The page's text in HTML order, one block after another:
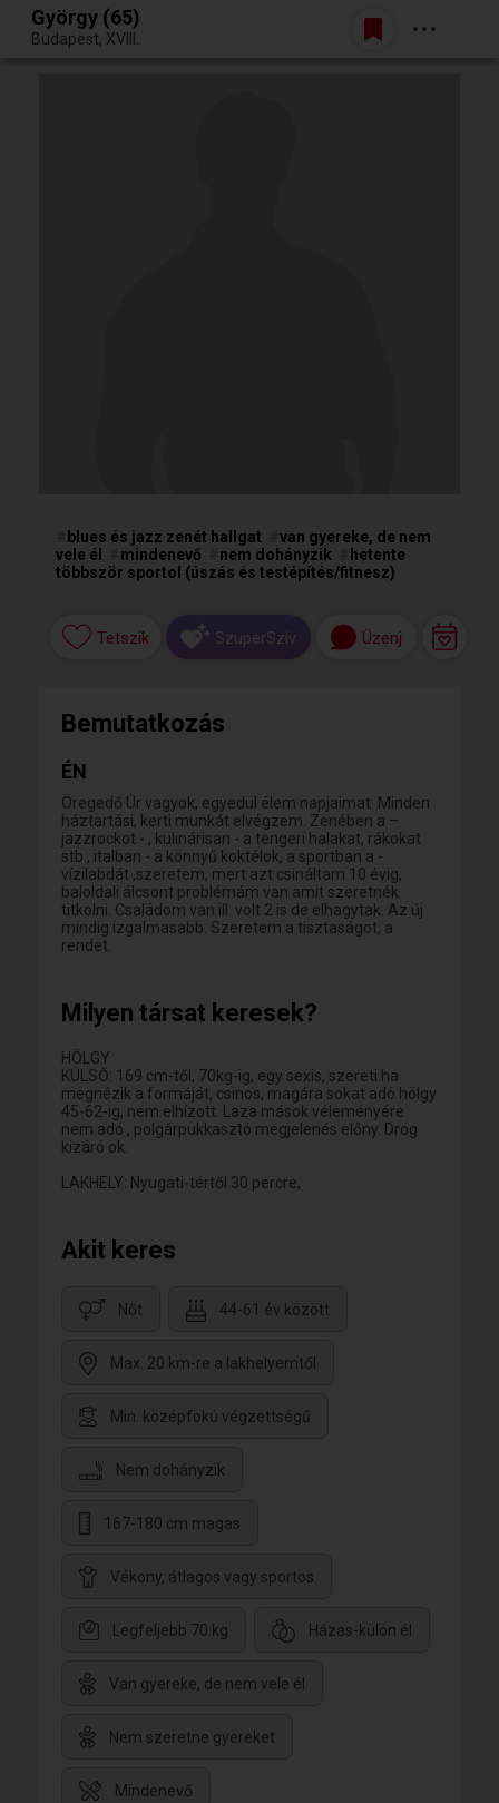
Egy jó randiból bármi lehet.
Belépés
György (65)
Budapest, XVIII.
blues és jazz zenét hallgat
van gyereke, de nem
vele él
mindenevő nem dohányzik
hetente
többször sportol (úszás és testépítés/fitnesz)
Tetszik SzuperSzív Üzenj
Bemutatkozás
ÉN
Öregedő Úr vagyok, egyedül élem napjaimat. Minden
háztartási, kerti munkát elvégzem. Zenében a –
jazzrockot - , kulinárisan - a tengeri halakat, rákokat
stb., italban - a könnyű koktélok, a sportban a -
vízilabdát ,szeretem, mert azt csináltam 10 évig,
baloldali álcsont problémám van amit szeretnék
titkolni. Családom van ill. volt 2 is de elhagytak. Az új
mindig izgalmasabb. Szeretem a tisztaságot, a
rendet.
Milyen társat keresek?
HÖLGY
KÜLSŐ: 169 cm-től, 70kg-ig, egy sexis, szereti ha
megnézik a formáját, csinos, magára sokat adó hölgy
45-62-ig, nem elhízott. Laza mások véleményére
nem adó , polgárpukkasztó megjelenés előny. Drog
kizáró ok.
LAKHELY: Nyugati-tértől 30 percre,
Akit keres
Nőt 44-61 év között
Max. 20 km-re a lakhelyemtől
Min. középfokú végzettségű
Nem dohányzik
167-180 cm magas
Vékony, átlagos vagy sportos
Legfeljebb 70 kg Házas-külön él
Van gyereke, de nem vele él
Nem szeretne gyereket
Mindenevő